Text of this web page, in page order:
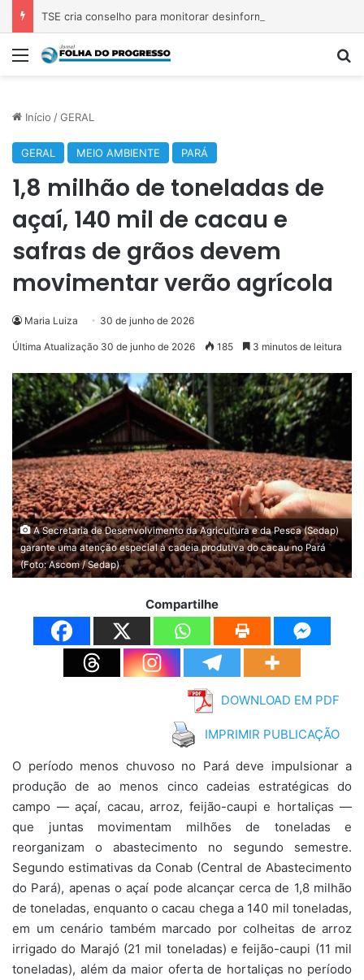
Menu
Início /GERAL
GERAL MEIO AMBIENTE PARÁ
1,8 milhão de toneladas de
açaí, 140 mil de cacau e
safras de grãos devem
movimentar verão agrícola
Maria Luiza 30 de junho de 2026
Última Atualização 30 de junho de 2026 185 3 minutos de leitura
A Secretaria de Desenvolvimento da Agricultura e da Pesca (Sedap)
garante uma atenção especial à cadeia produtiva do cacau no Pará
(Foto: Ascom / Sedap)
Compartilhe
DOWNLOAD EM PDF
IMPRIMIR PUBLICAÇÃO
O período menos chuvoso no Pará deve impulsionar a
produção de ao menos cinco cadeias estratégicas do
campo — açaí, cacau, arroz, feijão-caupi e hortaliças —
que juntas movimentam milhões de toneladas e
reorganizam o abastecimento no segundo semestre.
Segundo estimativas da Conab (Central de Abastecimento
do Pará), apenas o açaí pode alcançar cerca de 1,8 milhão
de toneladas, enquanto o cacau chega a 140 mil toneladas,
em um cenário também marcado por colheitas de arroz
irrigado do Marajó (21 mil toneladas) e feijão-caupi (11 mil
toneladas), além da maior oferta de hortaliças no período